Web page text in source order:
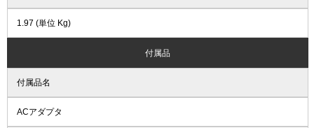
1.97 (単位 Kg)
付属品
付属品名
ACアダプタ